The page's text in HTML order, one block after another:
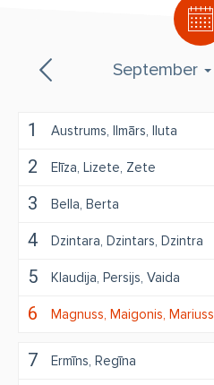
September
1 Austrums Ilmārs Iluta
2 Elīza Lizete Zete
3 Bella Berta
4 Dzintara Dzintars Dzintra
5 Klaudija Persijs Vaida
6 Magnuss Maigonis Mariuss
7 Ermīns Regīna